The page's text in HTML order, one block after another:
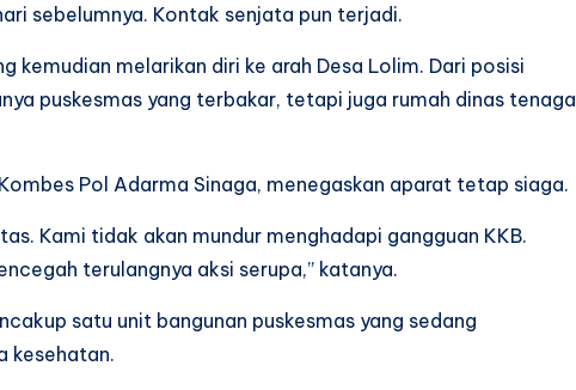
sebelumnya. Kontak senjata pun terjadi.
kemudian melarikan diri ke arah Desa Lolim. Dari posisi
puskesmas yang terbakar, tetapi juga rumah dinas tenaga
Pol Adarma Sinaga, menegaskan aparat tetap siaga.
Kami tidak akan mundur menghadapi gangguan KKB.
terulangnya aksi serupa,” katanya.
satu unit bangunan puskesmas yang sedang
kesehatan.